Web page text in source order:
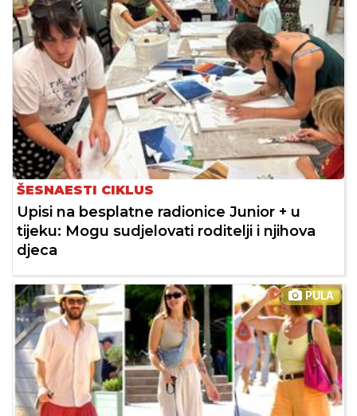
ŠESNAESTI CIKLUS
Upisi na besplatne radionice Junior + u
tijeku: Mogu sudjelovati roditelji i njihova
djeca
PULA